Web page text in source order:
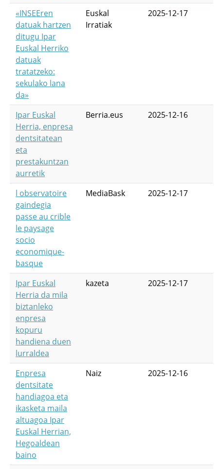
«INSEEren
datuak hartzen
ditugu Ipar
Euskal Herriko
datuak
tratatzeko:
sekulako lana
da»
Euskal
Irratiak
2025-12-17
Ipar Euskal
Herria, enpresa
dentsitatean
eta
prestakuntzan
aurretik
Berria.eus 2025-12-16
l observatoire
gaindegia
passe au crible
le paysage
socio
economique-
basque
MediaBask 2025-12-17
Ipar Euskal
Herria da mila
biztanleko
enpresa
kopuru
handiena duen
lurraldea
kazeta 2025-12-17
Enpresa
dentsitate
handiagoa eta
ikasketa maila
altuagoa Ipar
Euskal Herrian,
Hegoaldean
baino
Naiz 2025-12-16